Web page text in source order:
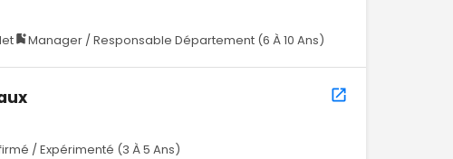
Manager / Responsable Département (6 À 10 Ans)
/ Expérimenté (3 À 5 Ans)